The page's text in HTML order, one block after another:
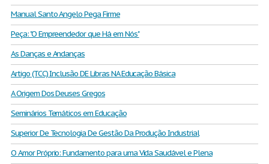
Manual Santo Angelo Pega Firme
Peça: "O Empreendedor que Há em Nós"
As Danças e Andanças
Artigo (TCC) Inclusão DE Libras NA Educação Básica
A Origem Dos Deuses Gregos
Seminários Temáticos em Educação
Superior De Tecnologia De Gestão Da Produção Industrial
O Amor Próprio: Fundamento para uma Vida Saudável e Plena